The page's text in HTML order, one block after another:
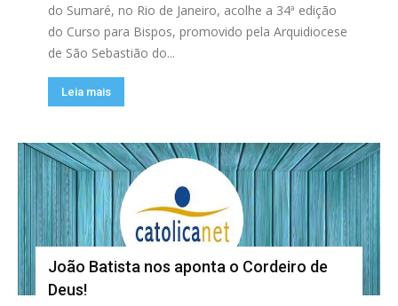
do Sumaré, no Rio de Janeiro, acolhe a 34ª edição
do Curso para Bispos, promovido pela Arquidiocese
de São Sebastião do...
Leia mais
João Batista nos aponta o Cordeiro de
Deus!